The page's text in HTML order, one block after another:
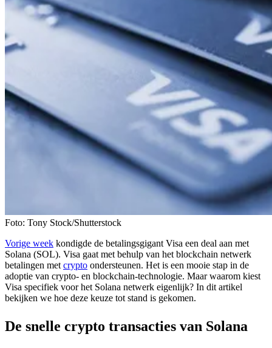
Foto: Tony Stock/Shutterstock
Vorige week kondigde de betalingsgigant Visa een deal aan met
Solana (SOL). Visa gaat met behulp van het blockchain netwerk
betalingen met crypto ondersteunen. Het is een mooie stap in de
adoptie van crypto- en blockchain-technologie. Maar waarom kiest
Visa specifiek voor het Solana netwerk eigenlijk? In dit artikel
bekijken we hoe deze keuze tot stand is gekomen.
De snelle crypto transacties van Solana